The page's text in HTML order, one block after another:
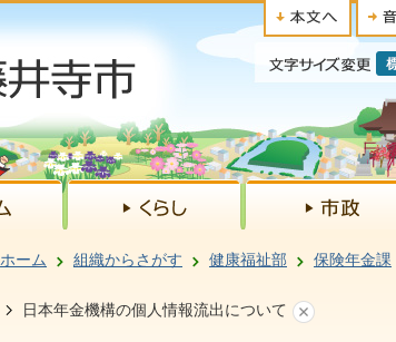
ホーム 組織からさがす 健康福祉部 保険年金課
日本年金機構の個人情報流出について